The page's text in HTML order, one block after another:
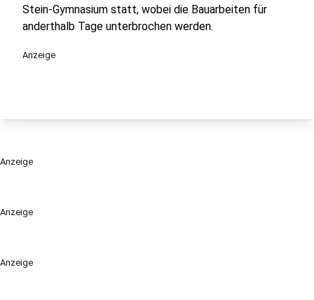
Anzeige
Anzeige
Stein-Gymnasium statt, wobei die Bauarbeiten für
anderthalb Tage unterbrochen werden.
Anzeige
Anzeige